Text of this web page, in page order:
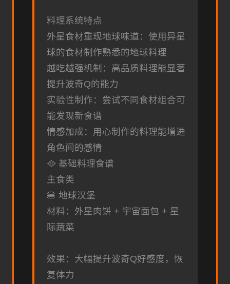
料理系统特点
外星食材重现地球味道：使用异星
球的食材制作熟悉的地球料理
越吃越强机制：高品质料理能显著
提升波奇Q的能力
实验性制作：尝试不同食材组合可
能发现新食谱
情感加成：用心制作的料理能增进
角色间的感情
🥘 基础料理食谱
主食类
🍔 地球汉堡
材料：外星肉饼 + 宇宙面包 + 星
际蔬菜
效果：大幅提升波奇Q好感度，恢
复体力